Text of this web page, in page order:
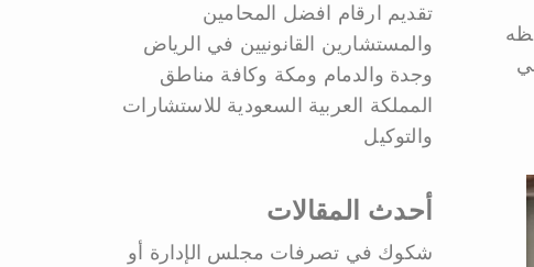
تقديم ارقام افضل المحامين
والمستشارين القانونيين في الرياض
وجدة والدمام ومكة وكافة مناطق
المملكة العربية السعودية للاستشارات
والتوكيل
أحدث المقالات
شكوك في تصرفات مجلس الإدارة أو